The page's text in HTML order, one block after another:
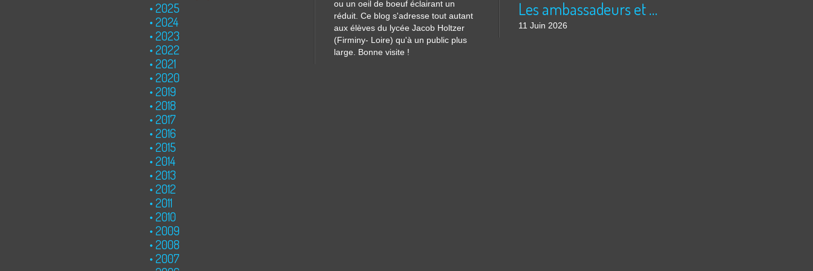
2025
2024
2023
2022
2021
2020
2019
2018
2017
2016
2015
2014
2013
2012
2011
2010
2009
2008
2007
ou un oeil de boeuf éclairant un
réduit. Ce blog s'adresse tout autant
aux élèves du lycée Jacob Holtzer
(Firminy- Loire) qu'à un public plus
large. Bonne visite !
Les ambassadeurs et SUPER 8 - La solidarité en action
11 Juin 2026